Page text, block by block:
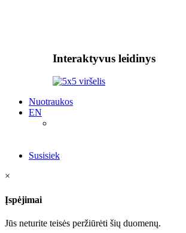
Interaktyvus leidinys
Nuotraukos
EN
Susisiek
×
Įspėjimai
Jūs neturite teisės peržiūrėti šių duomenų.